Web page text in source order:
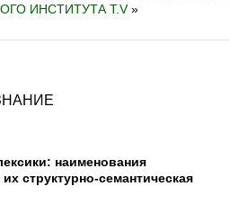
ИНСТИТУТА Т.V»
наименования
структурно-семантическая